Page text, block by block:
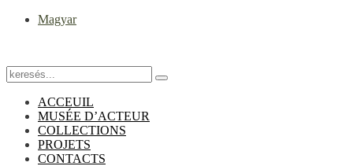
Magyar
ACCEUIL
MUSÉE D’ACTEUR
COLLECTIONS
PROJETS
CONTACTS